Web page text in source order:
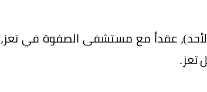
(الأحد)، عقداً مع مستشفى الصفوة في تعز،